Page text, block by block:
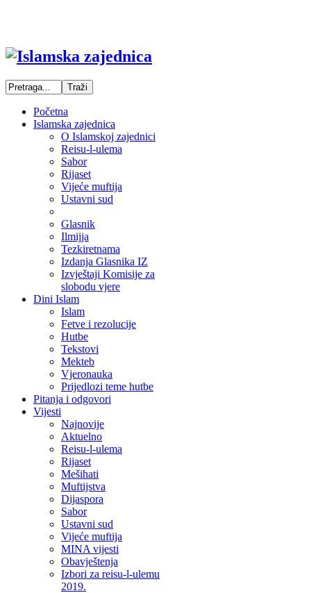
Početna
Islamska zajednica
O Islamskoj zajednici
Reisu-l-ulema
Sabor
Rijaset
Vijeće muftija
Ustavni sud
Glasnik
Ilmijja
Tezkiretnama
Izdanja Glasnika IZ
Izvještaji Komisije za
slobodu vjere
Dini Islam
Islam
Fetve i rezolucije
Hutbe
Tekstovi
Mekteb
Vjeronauka
Prijedlozi teme hutbe
Pitanja i odgovori
Vijesti
Najnovije
Aktuelno
Reisu-l-ulema
Rijaset
Mešihati
Muftijstva
Dijaspora
Sabor
Ustavni sud
Vijeće muftija
MINA vijesti
Obavještenja
Izbori za reisu-l-ulemu
2019.